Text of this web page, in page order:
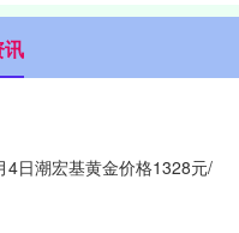
4日潮宏基黄金价格1328元/